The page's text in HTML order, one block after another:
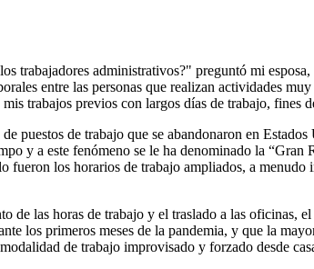
trabajadores administrativos?" preguntó mi
entre las personas que realizan actividades
trabajos previos con largos días de trabajo, fines
puestos de trabajo que se abandonaron en
y a este fenómeno se le ha denominado la
fueron los horarios de trabajo ampliados, a
de las horas de trabajo y el traslado a las
los primeros meses de la pandemia, y que la
de trabajo improvisado y forzado desde